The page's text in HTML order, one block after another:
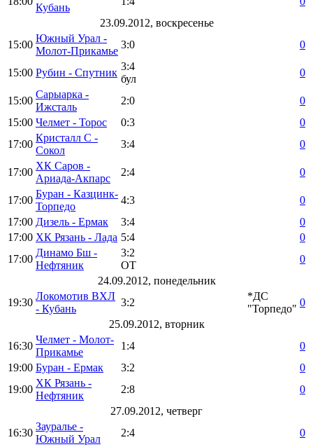
Кубань
23.09.2012, воскресенье
15:00
Южный Урал -
Молот-Прикамье
3:0 0
15:00 Рубин - Спутник
3:4
бул
0
15:00
Сарыарка -
Ижсталь
2:0
0
15:00 Челмет - Торос 0:3
0
17:00
Кристалл С -
Сокол
3:4 0
17:00
ХК Саров -
Ариада-Акпарс
2:4 0
17:00
Буран - Казцинк-
Торпедо
4:3
0
17:00 Дизель - Ермак 3:4
0
17:00 ХК Рязань - Лада 5:4
0
17:00
Динамо Бш -
Нефтяник
3:2
ОТ
0
24.09.2012, понедельник
19:30
Локомотив ВХЛ
- Кубань
3:2
*ДС
"Торпедо"
0
25.09.2012, вторник
16:30
Челмет - Молот-
Прикамье
1:4
0
19:00 Буран - Ермак 3:2
0
19:00
ХК Рязань -
Нефтяник
2:8
0
27.09.2012, четверг
16:30
Зауралье -
Южный Урал
2:4 0